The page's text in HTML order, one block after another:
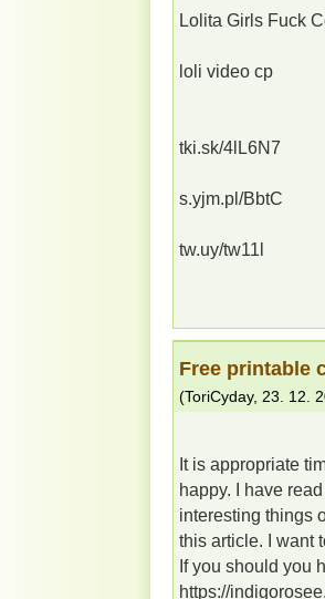
Lolita Girls Fuck
loli video cp
tki.sk/4lL6N7
s.yjm.pl/BbtC
tw.uy/tw11l
Free printable
(ToriCyday, 23. 12.
It is appropriate
happy. I have
interesting things
this article. I want
If you should you
https://